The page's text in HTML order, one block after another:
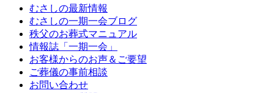
むさしの最新情報
むさしの一期一会ブログ
秩父のお葬式マニュアル
情報誌「一期一会」
お客様からのお声＆ご要望
ご葬儀の事前相談
お問い合わせ